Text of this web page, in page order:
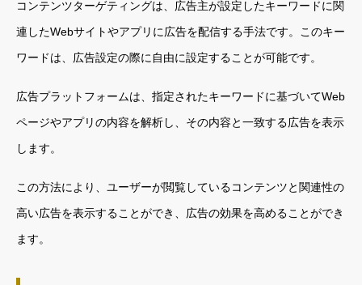
コンテンツターゲティングは、広告主が設定したキーワードに関
連したWebサイトやアプリに広告を配信する手法です。このキー
ワードは、広告設定の際に自由に設定することが可能です。
広告プラットフォームは、指定されたキーワードに基づいてWeb
ページやアプリの内容を解析し、その内容と一致する広告を表示
します。
この方法により、ユーザーが閲覧しているコンテンツと関連性の
高い広告を表示することができ、広告の効果を高めることができ
ます。